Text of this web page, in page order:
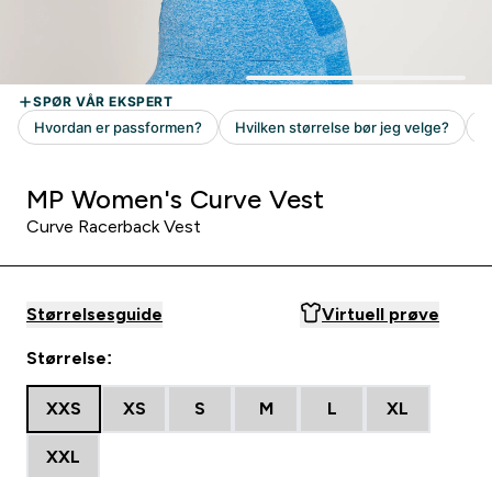
MP Women's Curve Vest
Curve Racerback Vest
Størrelsesguide Virtuell prøve
Størrelse:
XXS XS S M L XL
XXL